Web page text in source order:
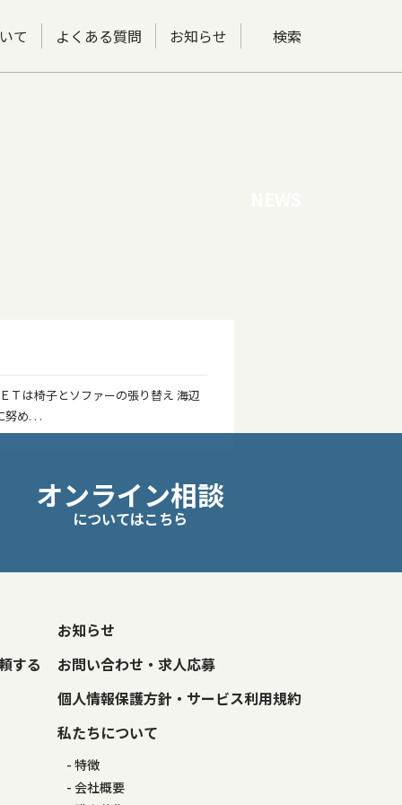
て よくある質問 お知らせ 検索
Ｔは椅子とソファーの張り替え 海辺
め. . .
オンライン相談
についてはこちら
する
お知らせ
お問い合わせ・求人応募
個人情報保護方針・サービス利用規約
私たちについて
特徴
会社概要